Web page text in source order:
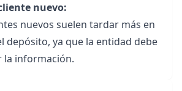
nuevo:
nuevos suelen tardar más en
depósito, ya que la entidad debe
la información.